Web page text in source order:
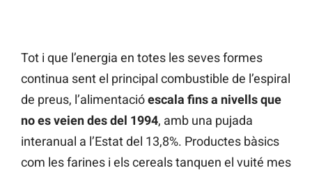
Tot i que l’energia en totes les seves formes
continua sent el principal combustible de l’espiral
de preus, l’alimentacióescala fins a nivells que
no es veien des del 1994, amb una pujada
interanual a l’Estat del 13,8%. Productes bàsics
com les farines i els cereals tanquen el vuité mes